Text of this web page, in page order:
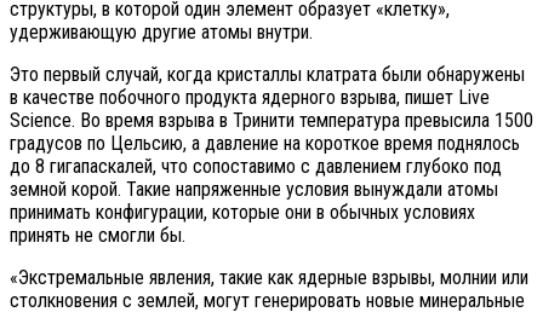
структуры, в которой один элемент образует «клетку»,
удерживающую другие атомы внутри.
Это первый случай, когда кристаллы клатрата были обнаружены
в качестве побочного продукта ядерного взрыва, пишет Live
Science. Во время взрыва в Тринити температура превысила 1500
градусов по Цельсию, а давление на короткое время поднялось
до 8 гигапаскалей, что сопоставимо с давлением глубоко под
земной корой. Такие напряженные условия вынуждали атомы
принимать конфигурации, которые они в обычных условиях
принять не смогли бы.
«Экстремальные явления, такие как ядерные взрывы, молнии или
столкновения с землей, могут генерировать новые минеральные